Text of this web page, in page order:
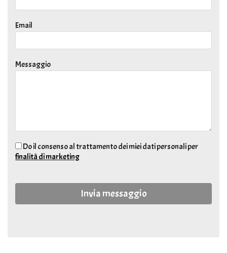
Email
Messaggio
Do il consenso al trattamento dei miei dati personali per
finalità di marketing
Invia messaggio